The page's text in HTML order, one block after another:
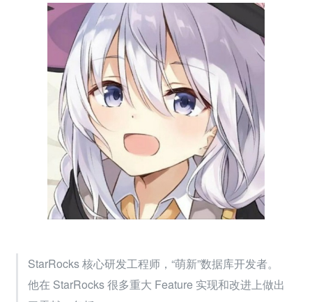
StarRocks 核心研发工程师，“萌新”数据库开发者。
他在 StarRocks 很多重大 Feature 实现和改进上做出